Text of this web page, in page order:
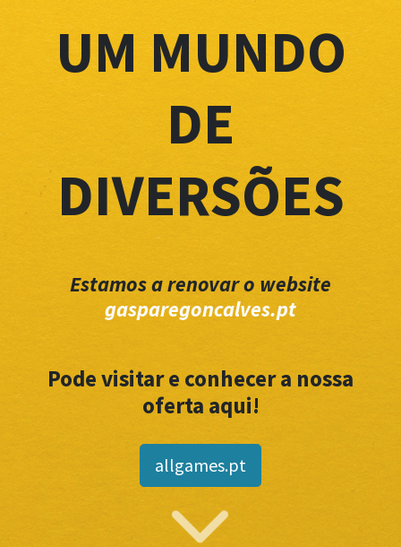
UM MUNDO
DE
DIVERSÕES
Estamos a renovar o website
gasparegoncalves.pt
Pode visitar e conhecer a nossa
oferta aqui!
allgames.pt